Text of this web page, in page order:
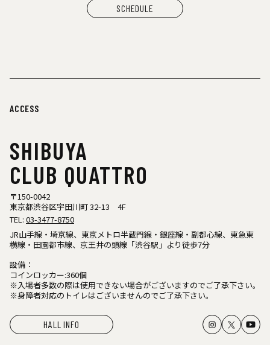
SCHEDULE
ACCESS
SHIBUYA
CLUB QUATTRO
〒150-0042
東京都渋谷区宇田川町 32-13 4F
TEL: 03-3477-8750
JR山手線・埼京線、東京メトロ半蔵門線・銀座線・副都心線、東急東
横線・田園都市線、京王井の頭線「渋谷駅」より徒歩7分
設備：
コインロッカー:360個
※入場者多数の際は使用できない場合がございますのでご了承下さい。
※身障者対応のトイレはございませんのでご了承下さい。
HALL INFO